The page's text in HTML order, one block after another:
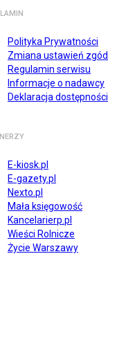
Polityka Prywatności
Zmiana ustawień zgód
Regulamin serwisu
Informacje o nadawcy
Deklaracja dostępności
E-kiosk.pl
E-gazety.pl
Nexto.pl
Mała księgowość
Kancelarierp.pl
Wieści Rolnicze
Życie Warszawy